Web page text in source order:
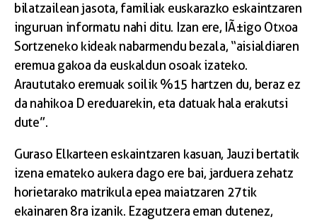
bilatzailean jasota, familiak euskarazko eskaintzaren
inguruan informatu nahi ditu. Izan ere, IÃ±igo Otxoa
Sortzeneko kideak nabarmendu bezala, “aisialdiaren
eremua gakoa da euskaldun osoak izateko.
Araututako eremuak soilik %15 hartzen du, beraz ez
da nahikoa D ereduarekin, eta datuak hala erakutsi
dute”.
Guraso Elkarteen eskaintzaren kasuan, Jauzi bertatik
izena emateko aukera dago ere bai, jarduera zehatz
horietarako matrikula epea maiatzaren 27tik
ekainaren 8ra izanik. Ezagutzera eman dutenez,